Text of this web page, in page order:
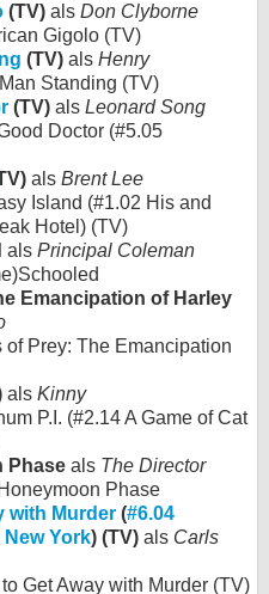
(TV) als Don Clyborne
Gigolo (TV)
(TV) als Henry
Standing (TV)
(TV) als Leonard Song
Doctor (#5.05
als Brent Lee
Island (#1.02 His and
Hotel) (TV)
als Principal Coleman
Emancipation of Harley
Prey: The Emancipation
als Kinny
P.I. (#2.14 A Game of Cat
Phase als The Director
Phase
with Murder (#6.04
York) (TV) als Carls
Get Away with Murder (TV)